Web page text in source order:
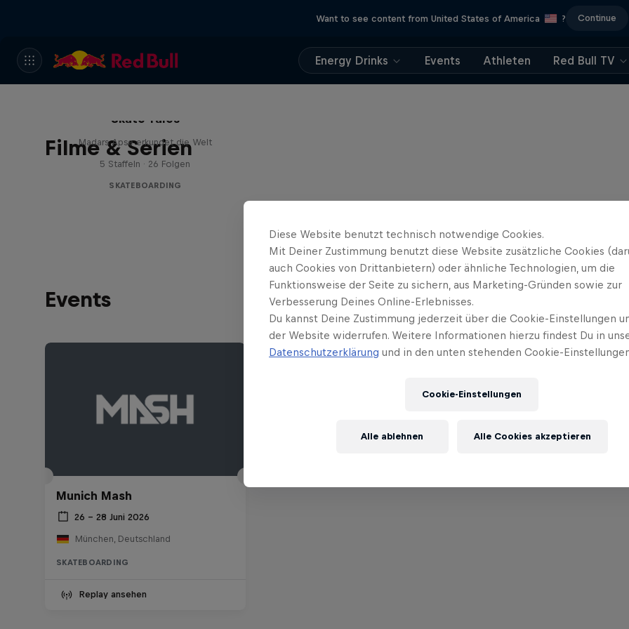
Want to see content from United States of America ? Continue
Energy Drinks Events Athleten Red Bull TV
Filme & Serien
Skate Tales
Madars Apse erkundet die Welt
5 Staffeln · 26 Folgen
SKATEBOARDING
Events
Munich Mash
26 – 28 Juni 2026
München, Deutschland
SKATEBOARDING
Replay ansehen
Diese Website benutzt technisch notwendige Cookies.
Mit Deiner Zustimmung benutzt diese Website zusätzliche Cookies
auch Cookies von Drittanbietern) oder ähnliche Technologien, um die
Funktionsweise der Seite zu sichern, aus Marketing-Gründen sowie zur
Verbesserung Deines Online-Erlebnisses.
Du kannst Deine Zustimmung jederzeit über die Cookie-Einstellungen
der Website widerrufen. Weitere Informationen hierzu findest Du in
Datenschutzerklärung und in den unten stehenden Cookie-
Cookie-Einstellungen
Alle ablehnen Alle Cookies akzeptieren